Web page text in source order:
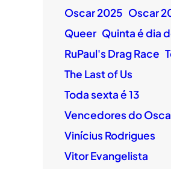
Oscar 2025 Oscar
Queer Quinta é dia
RuPaul's Drag Race
The Last of Us
Toda sexta é 13
Vencedores do
Vinícius Rodrigues
Vitor Evangelista